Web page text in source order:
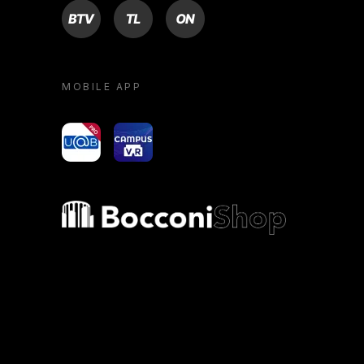
BTV TL ON
MOBILE APP
yoU@B Campus VR
Bocconi shop